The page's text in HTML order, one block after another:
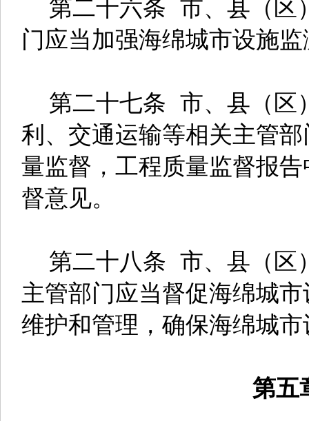
门应当加强海绵城市设施
第二十七条 市、县（区
利、交通运输等相关主管
量监督，工程质量监督报
督意见。
第二十八条 市、县（区
主管部门应当督促海绵城
维护和管理，确保海绵城
第五